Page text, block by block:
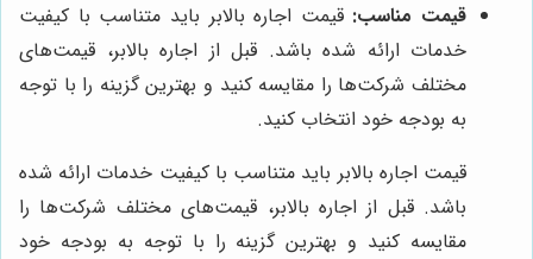
قیمت مناسب: قیمت اجاره بالابر باید متناسب با کیفیت
خدمات ارائه شده باشد. قبل از اجاره بالابر، قیمت‌های
مختلف شرکت‌ها را مقایسه کنید و بهترین گزینه را با توجه
به بودجه خود انتخاب کنید.
قیمت اجاره بالابر باید متناسب با کیفیت خدمات ارائه شده
باشد. قبل از اجاره بالابر، قیمت‌های مختلف شرکت‌ها را
مقایسه کنید و بهترین گزینه را با توجه به بودجه خود